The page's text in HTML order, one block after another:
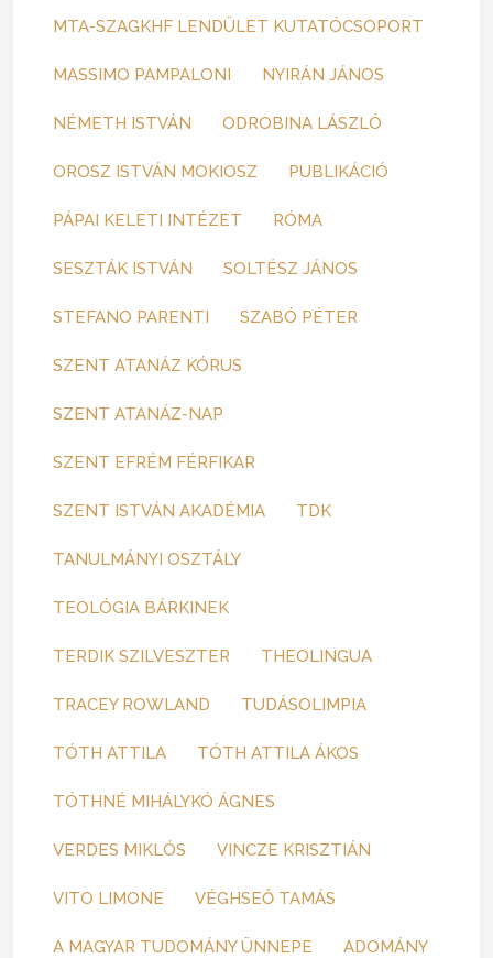
MTA-SZAGKHF LENDÜLET KUTATÓCSOPORT
MASSIMO PAMPALONI NYIRÁN JÁNOS
NÉMETH ISTVÁN ODROBINA LÁSZLÓ
OROSZ ISTVÁN MOKIOSZ PUBLIKÁCIÓ
PÁPAI KELETI INTÉZET RÓMA
SESZTÁK ISTVÁN SOLTÉSZ JÁNOS
STEFANO PARENTI SZABÓ PÉTER
SZENT ATANÁZ KÓRUS
SZENT ATANÁZ-NAP
SZENT EFRÉM FÉRFIKAR
SZENT ISTVÁN AKADÉMIA TDK
TANULMÁNYI OSZTÁLY
TEOLÓGIA BÁRKINEK
TERDIK SZILVESZTER THEOLINGUA
TRACEY ROWLAND TUDÁSOLIMPIA
TÓTH ATTILA TÓTH ATTILA ÁKOS
TÓTHNÉ MIHÁLYKÓ ÁGNES
VERDES MIKLÓS VINCZE KRISZTIÁN
VITO LIMONE VÉGHSEŐ TAMÁS
A MAGYAR TUDOMÁNY ÜNNEPE ADOMÁNY